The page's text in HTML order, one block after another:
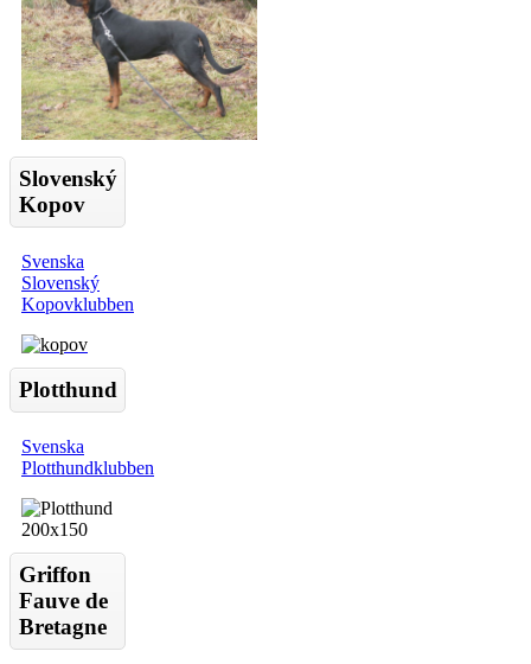
Slovenský
Kopov
Svenska
Slovenský
Kopovklubben
Plotthund
Svenska
Plotthundklubben
Griffon
Fauve de
Bretagne